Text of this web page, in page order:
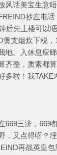
风话美宝生意
抄左电
后先上楼可以
煲支烟炊下税
地。入休息应
齐整，质素都
多啦！我TAKE
669三济，669
，又点得呀？
再战英皇包